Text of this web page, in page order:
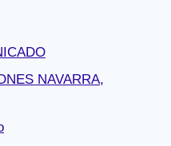
NAVARRA,